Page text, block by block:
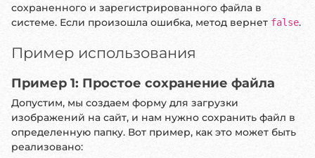
сохраненного и зарегистрированного файла в
системе. Если произошла ошибка, метод вернет false.
Пример использования
Пример 1: Простое сохранение файла
Допустим, мы создаем форму для загрузки
изображений на сайт, и нам нужно сохранить файл в
определенную папку. Вот пример, как это может быть
реализовано: